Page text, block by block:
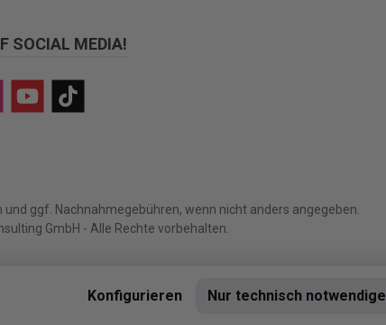
SOCIAL MEDIA!
YouTubeTikTok
und ggf. Nachnahmegebühren, wenn nicht anders angegeben.
GmbH - Alle Rechte vorbehalten.
Nur technisch notwendige
Konfigurieren